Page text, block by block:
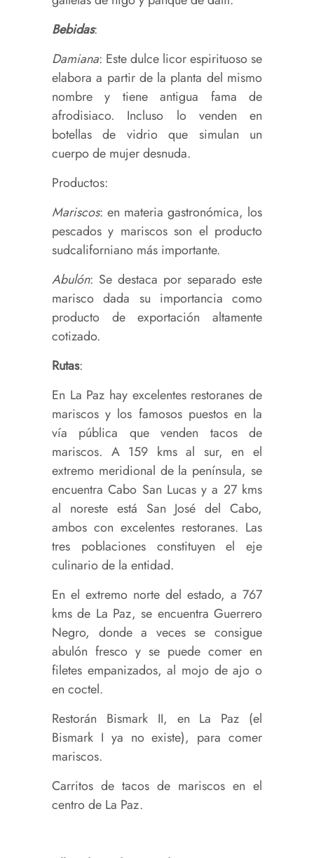
Bebidas:
Damiana: Este dulce licor espirituoso se
elabora a partir de la planta del mismo
nombre y tiene antigua fama de
afrodisiaco. Incluso lo venden en
botellas de vidrio que simulan un
cuerpo de mujer desnuda.
Productos:
Mariscos: en materia gastronómica, los
pescados y mariscos son el producto
sudcaliforniano más importante.
Abulón: Se destaca por separado este
marisco dada su importancia como
producto de exportación altamente
cotizado.
Rutas:
En La Paz hay excelentes restoranes de
mariscos y los famosos puestos en la
vía pública que venden tacos de
mariscos. A 159 kms al sur, en el
extremo meridional de la península, se
encuentra Cabo San Lucas y a 27 kms
al noreste está San José del Cabo,
ambos con excelentes restoranes. Las
tres poblaciones constituyen el eje
culinario de la entidad.
En el extremo norte del estado, a 767
kms de La Paz, se encuentra Guerrero
Negro, donde a veces se consigue
abulón fresco y se puede comer en
filetes empanizados, al mojo de ajo o
en coctel.
Restorán Bismark II, en La Paz (el
Bismark I ya no existe), para comer
mariscos.
Carritos de tacos de mariscos en el
centro de La Paz.